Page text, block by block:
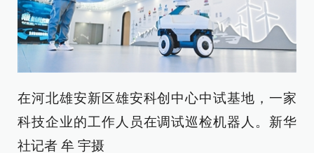
在河北雄安新区雄安科创中心中试基地，一家
科技企业的工作人员在调试巡检机器人。新华
社记者 牟 宇摄